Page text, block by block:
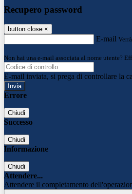
Recupero password
button close ×
E-mail
Non hai una e-mail associata al nome utente?
E-mail inviata, si prega di controllare la
Errore
Chiudi
Successo
Chiudi
Informazione
Chiudi
Attendere...
Attendere il completamento